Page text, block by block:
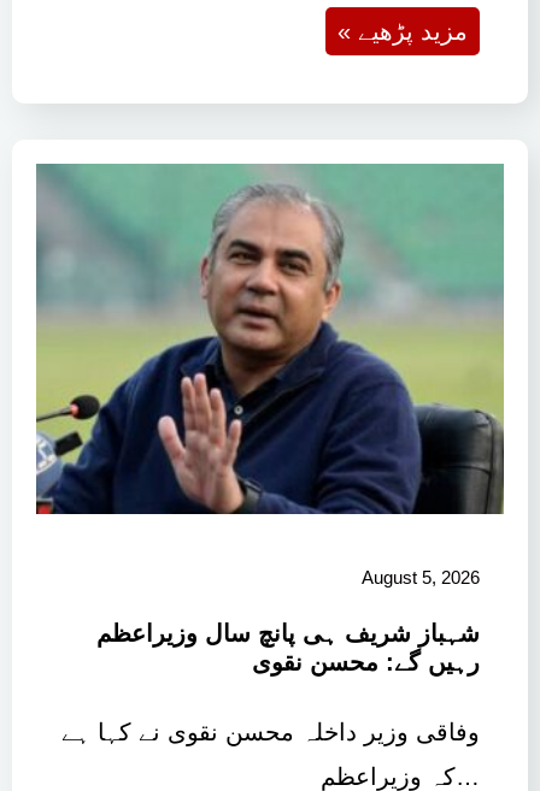
« مزید پڑھیے
August 5, 2026
شہباز شریف ہی پانچ سال وزیراعظم
رہیں گے: محسن نقوی
وفاقی وزیر داخلہ محسن نقوی نے کہا ہے
کہ وزیراعظم…